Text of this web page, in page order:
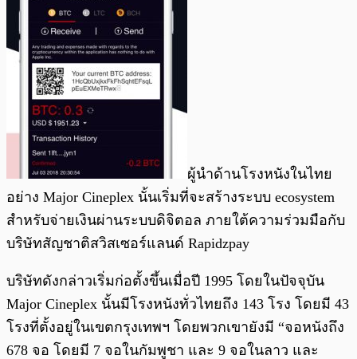
ผู้นำด้านโรงหนังในไทย
อย่าง Major Cineplex นั้นเริ่มที่จะสร้างระบบ ecosystem
สำหรับจ่ายเงินผ่านระบบดิจิตอล ภายใต้ความร่วมมือกับ
บริษัทสัญชาติสวิสเซอร์แลนด์ Rapidzpay
บริษัทดังกล่าวเริ่มก่อตั้งขึ้นเมื่อปี 1995 โดยในปัจจุบัน
Major Cineplex นั้นมีโรงหนังทั่วไทยถึง 143 โรง โดยมี 43
โรงที่ตั้งอยู่ในเขตกรุงเทพฯ โดยพวกเขายังมี “จอหนังถึง
678 จอ โดยมี 7 จอในกัมพูชา และ 9 จอในลาว และ